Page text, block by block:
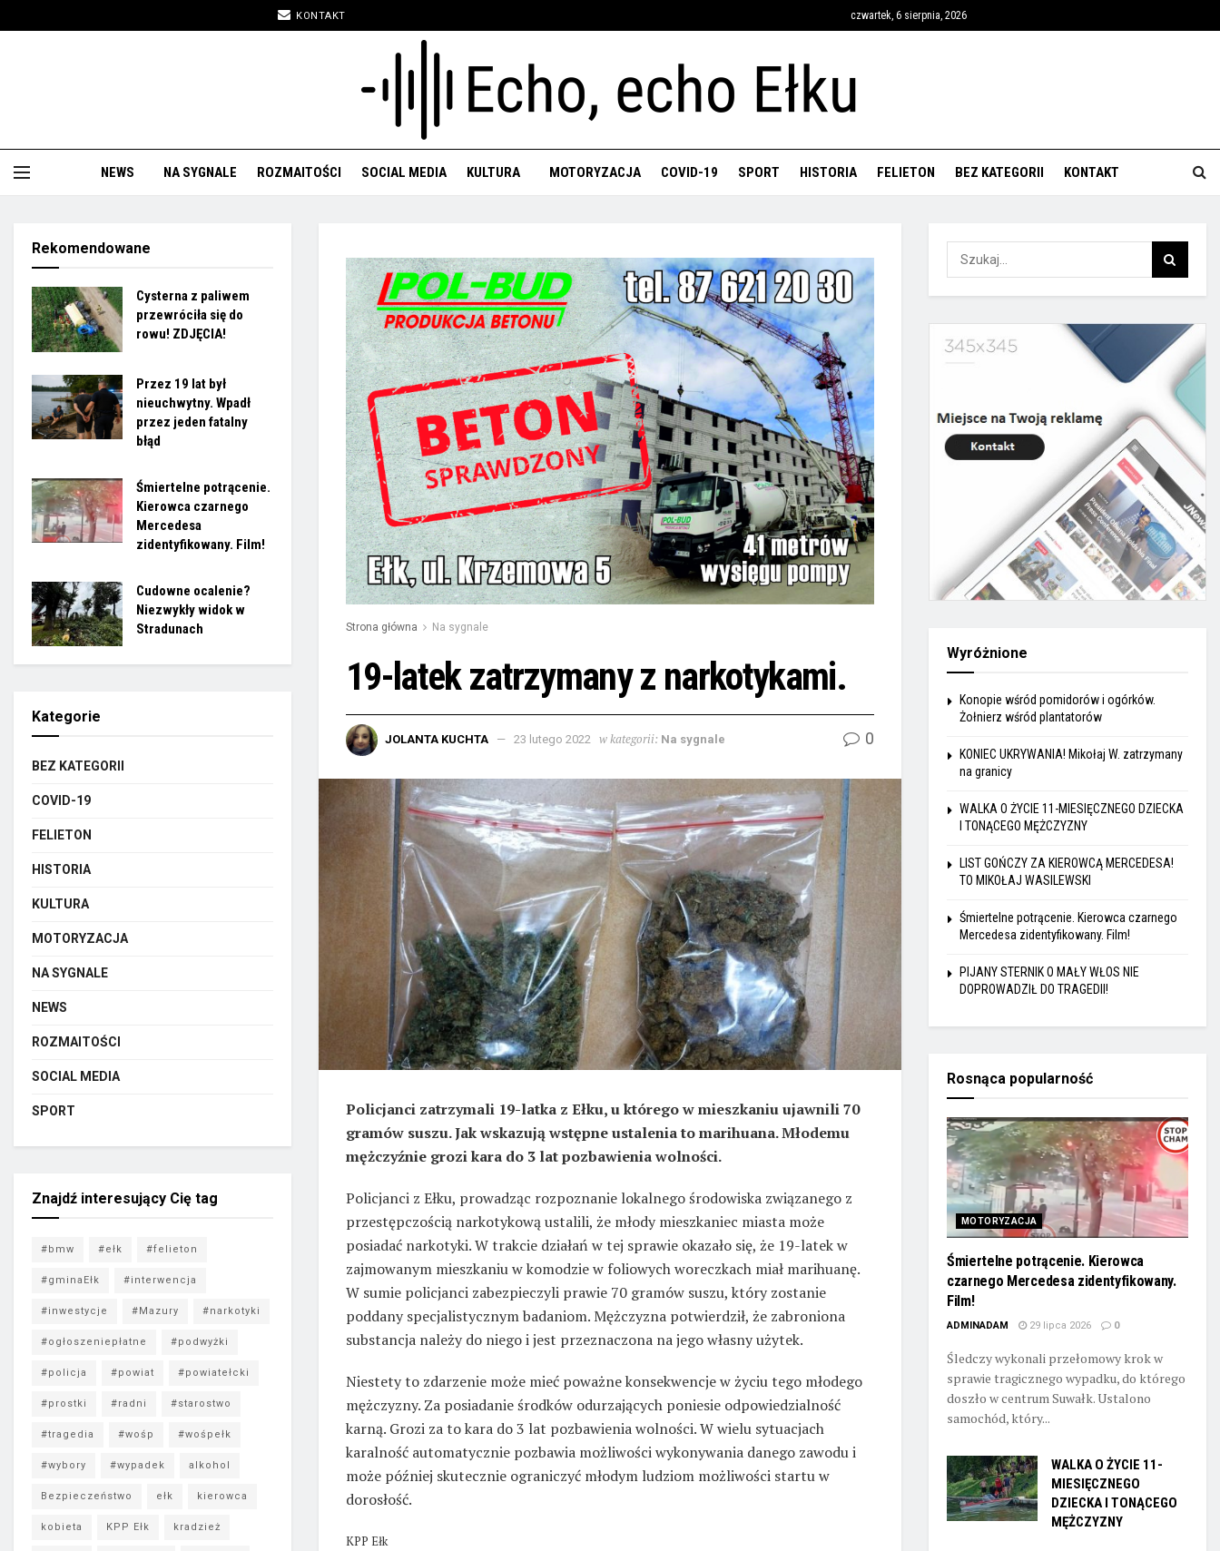
KONTAKT czwartek, 6 sierpnia, 2026
NEWS NA SYGNALE ROZMAITOŚCI SOCIAL MEDIA KULTURA MOTORYZACJA COVID-19 SPORT HISTORIA FELIETON BEZ KATEGORII KONTAKT
Strona główna Na sygnale
19-latek zatrzymany z narkotykami.
JOLANTA KUCHTA 23 lutego 2022 w kategorii: Na sygnale 0
Policjanci zatrzymali 19-latka z Ełku, u którego w mieszkaniu ujawnili 70
gramów suszu. Jak wskazują wstępne ustalenia to marihuana. Młodemu
mężczyźnie grozi kara do 3 lat pozbawienia wolności.
Policjanci z Ełku, prowadząc rozpoznanie lokalnego środowiska związanego z
przestępczością narkotykową ustalili, że młody mieszkaniec miasta może
posiadać narkotyki. W trakcie działań w tej sprawie okazało się, że 19-latek w
zajmowanym mieszkaniu w komodzie w foliowych woreczkach miał marihuanę.
W sumie policjanci zabezpieczyli prawie 70 gramów suszu, który zostanie
poddany specjalistycznym badaniom. Mężczyzna potwierdził, że zabroniona
substancja należy do niego i jest przeznaczona na jego własny użytek.
Niestety to zdarzenie może mieć poważne konsekwencje w życiu tego młodego
mężczyzny. Za posiadanie środków odurzających poniesie odpowiedzialność
karną. Grozi za to kara do 3 lat pozbawienia wolności. W wielu sytuacjach
karalność automatycznie pozbawia możliwości wykonywania danego zawodu i
może później skutecznie ograniczyć młodym ludziom możliwości startu w
dorosłość.
KPP Ełk
Rekomendowane
Cysterna z paliwem
przewróciła się do
rowu! ZDJĘCIA!
Przez 19 lat był
nieuchwytny. Wpadł
przez jeden fatalny
błąd
Śmiertelne potrącenie.
Kierowca czarnego
Mercedesa
zidentyfikowany. Film!
Cudowne ocalenie?
Niezwykły widok w
Stradunach
Kategorie
BEZ KATEGORII
COVID-19
FELIETON
HISTORIA
KULTURA
MOTORYZACJA
NA SYGNALE
NEWS
ROZMAITOŚCI
SOCIAL MEDIA
SPORT
Znajdź interesujący Cię tag
#bmw #ełk #felieton
#gminaEłk #interwencja
#inwestycje #Mazury #narkotyki
#ogłoszeniepłatne #podwyżki
#policja #powiat #powiatełcki
#prostki #radni #starostwo
#tragedia #wośp #wośpełk
#wybory #wypadek alkohol
Bezpieczeństwo ełk kierowca
kobieta KPP Ełk kradzież
Wyróżnione
Konopie wśród pomidorów i ogórków.
Żołnierz wśród plantatorów
KONIEC UKRYWANIA! Mikołaj W. zatrzymany
na granicy
WALKA O ŻYCIE 11-MIESIĘCZNEGO DZIECKA
I TONĄCEGO MĘŻCZYZNY
LIST GOŃCZY ZA KIEROWCĄ MERCEDESA!
TO MIKOŁAJ WASILEWSKI
Śmiertelne potrącenie. Kierowca czarnego
Mercedesa zidentyfikowany. Film!
PIJANY STERNIK O MAŁY WŁOS NIE
DOPROWADZIŁ DO TRAGEDII!
Rosnąca popularność
MOTORYZACJA
Śmiertelne potrącenie. Kierowca
czarnego Mercedesa zidentyfikowany.
Film!
ADMINADAM 29 lipca 2026 0
Śledczy wykonali przełomowy krok w
sprawie tragicznego wypadku, do którego
doszło w centrum Suwałk. Ustalono
samochód, który...
WALKA O ŻYCIE 11-
MIESIĘCZNEGO
DZIECKA I TONĄCEGO
MĘŻCZYZNY